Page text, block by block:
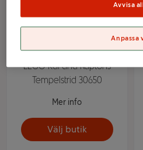
LEGO Kai and Raptons
Tempelstrid 30650
Mer info
Välj butik
Avvisa
Anpassa